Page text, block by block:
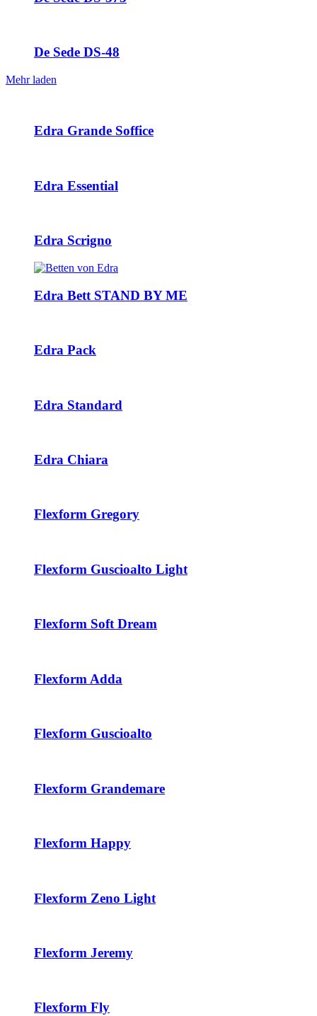
De Sede DS-48
Mehr laden
Edra Grande Soffice
Edra Essential
Edra Scrigno
Edra Bett STAND BY ME
Edra Pack
Edra Standard
Edra Chiara
Flexform Gregory
Flexform Guscioalto Light
Flexform Soft Dream
Flexform Adda
Flexform Guscioalto
Flexform Grandemare
Flexform Happy
Flexform Zeno Light
Flexform Jeremy
Flexform Fly